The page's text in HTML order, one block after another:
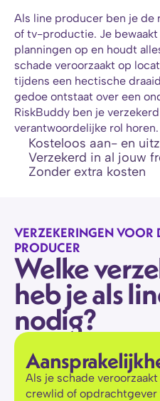
Als line producer ben je de
of tv-productie. Je
planningen op en houdt
schade veroorzaakt op
tijdens een hectische
gedoe ontstaat over een
RiskBuddy ben je
verantwoordelijke rol horen.
Kosteloos aan- en
Verzekerd in al jouw
Zonder extra kosten
VERZEKERINGEN VOOR
PRODUCER
Welke
heb je als
nodig?
Als je schade
crewlid of